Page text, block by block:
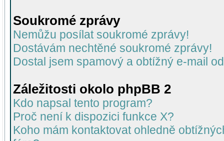
Soukromé zprávy
Nemůžu posílat soukromé zprávy!
Dostávám nechtěné soukromé zprávy!
Dostal jsem spamový a obtížný e-mail
Záležitosti okolo phpBB 2
Kdo napsal tento program?
Proč není k dispozici funkce X?
Koho mám kontaktovat ohledně